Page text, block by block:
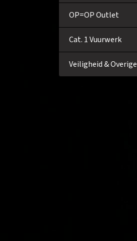
OP=OP Outlet
Cat. 1 Vuurwerk
Veiligheid & Overige